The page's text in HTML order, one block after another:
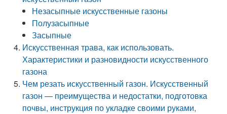
Незасыпные искусственные газоны
Полузасыпные
Засыпные
Искусственная трава, как использовать.
Характеристики и разновидности искусственного
газона
Чем резать искусственный газон. Искусственный
газон — преимущества и недостатки, подготовка
почвы, инструкция по укладке своими руками,